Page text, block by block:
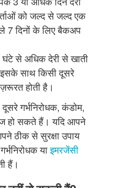
को जल्द से जल्द एक
7 दिनों के लिए बैकअप
से अधिक देरी से खाती
साथ किसी दूसरे
होती है।
गर्भनिरोधक, कंडोम,
हो सकते हैं। यदि आपने
ठीक से सुरक्षा उपाय
याइमरजेंसी
हैं।